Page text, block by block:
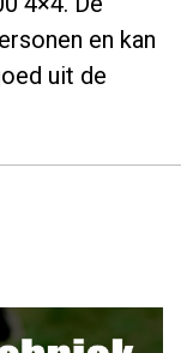
en kan
uit de